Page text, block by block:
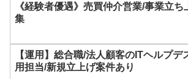
。
《経験者優遇》売買仲介営業/事業立
集
【運用】総合職/法人顧客のITヘルプデ
用担当/新規立上げ案件あり